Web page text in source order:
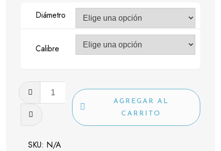
Diámetro
Calibre
de
cantidad
AGREGAR AL
CARRITO
SKU: N/A